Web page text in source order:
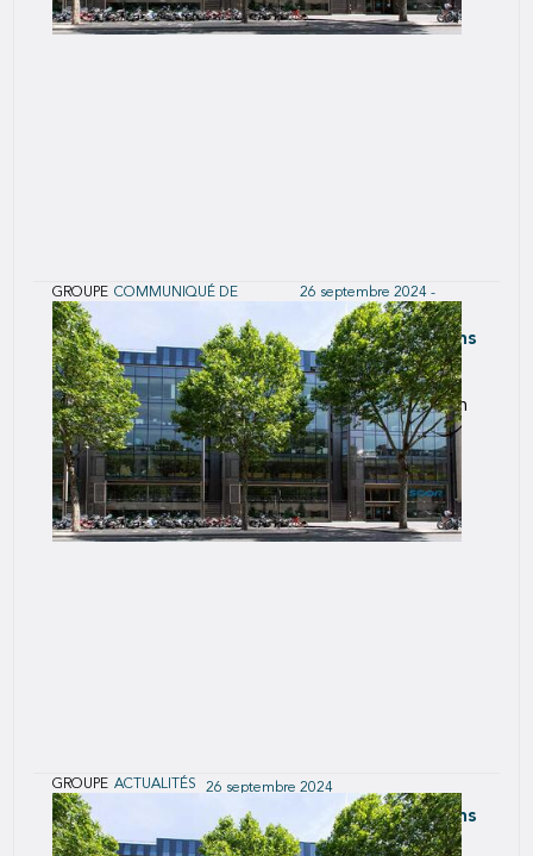
GROUPE COMMUNIQUÉ DE
26 septembre 2024 -
SCOR acquiert la participation d’Altarea dans
MRM
À la suite de cette acquisition, SCOR a l'intention
de déposer une offre publique d'achat simplifiée
GROUPE ACTUALITÉS 26 septembre 2024
SCOR acquiert la participation d’Altarea dans
MRM